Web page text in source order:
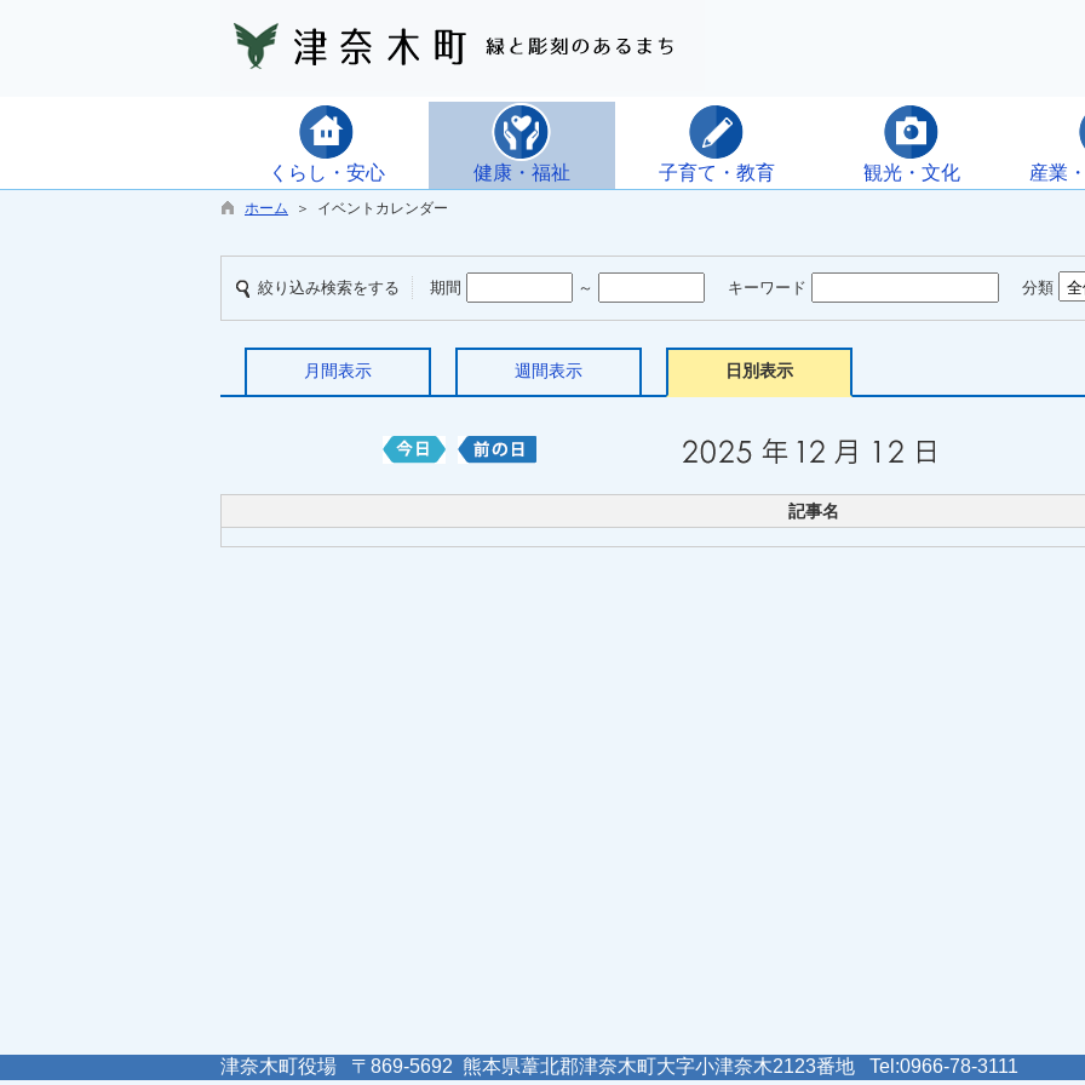
くらし・安心 健康・福祉 子育て・教育 観光・文化 産業
ホーム ＞ イベントカレンダー
絞り込み検索をする 期間 ～ キーワード 分類
月間表示 週間表示 日別表示
記事名
津奈木町役場 〒869-5692 熊本県葦北郡津奈木町大字小津奈木2123番地 Tel:0966-78-3111